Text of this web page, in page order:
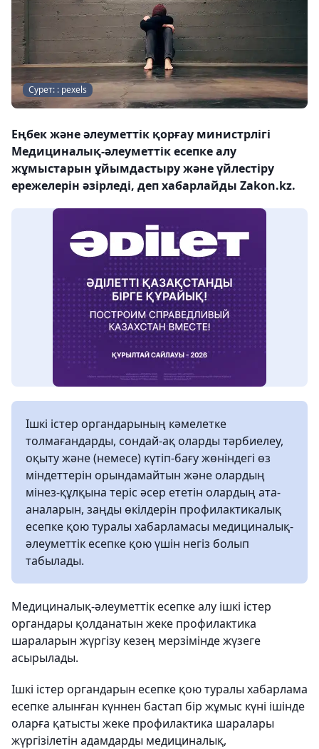
Сурет: : pexels
Еңбек және әлеуметтік қорғау министрлігі
Медициналық-әлеуметтік есепке алу
жұмыстарын ұйымдастыру және үйлестіру
ережелерін әзірледі, деп хабарлайды Zakon.kz.
Ішкі істер органдарының кәмелетке
толмағандарды, сондай-ақ оларды тәрбиелеу,
оқыту және (немесе) күтіп-бағу жөніндегі өз
міндеттерін орындамайтын және олардың
мінез-құлқына теріс әсер ететін олардың ата-
аналарын, заңды өкілдерін профилактикалық
есепке қою туралы хабарламасы медициналық-
әлеуметтік есепке қою үшін негіз болып
табылады.
Медициналық-әлеуметтік есепке алу ішкі істер
органдары қолданатын жеке профилактика
шараларын жүргізу кезең мерзімінде жүзеге
асырылады.
Ішкі істер органдарын есепке қою туралы хабарлама
есепке алынған күннен бастап бір жұмыс күні ішінде
оларға қатысты жеке профилактика шаралары
жүргізілетін адамдарды медициналық,